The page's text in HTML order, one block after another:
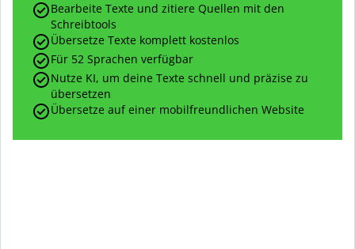
Bearbeite Texte und zitiere Quellen mit den
Schreibtools
Übersetze Texte komplett kostenlos
Für 52 Sprachen verfügbar
Nutze KI, um deine Texte schnell und präzise zu
übersetzen
Übersetze auf einer mobilfreundlichen Website